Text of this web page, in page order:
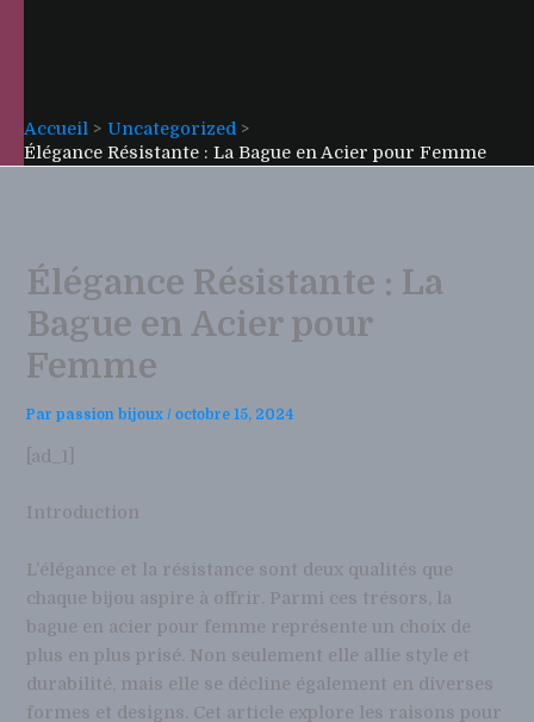
Accueil
Uncategorized
Élégance Résistante : La Bague en Acier pour Femme
Élégance Résistante : La
Bague en Acier pour
Femme
Parpassion bijoux/octobre 15, 2024
[ad_1]
Introduction
L’élégance et la résistance sont deux qualités que
chaque bijou aspire à offrir. Parmi ces trésors, la
bague en acier pour femme représente un choix de
plus en plus prisé. Non seulement elle allie style et
durabilité, mais elle se décline également en diverses
formes et designs. Cet article explore les raisons pour